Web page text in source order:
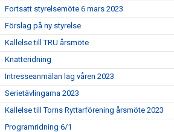
Fortsatt styrelsemöte 6 mars 2023
Förslag på ny styrelse
Kallelse till TRU årsmöte
Knatteridning
Intresseanmälan lag våren 2023
Serietävlingarna 2023
Kallelse till Torns Ryttarförening årsmöte 2023
Programridning 6/1